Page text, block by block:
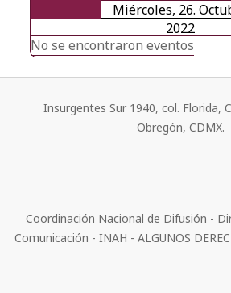
Miércoles, 26.
2022
No se encontraron eventos
Insurgentes Sur 1940, col. Florida,
Obregón, CDMX.
Coordinación Nacional de Difusión -
Comunicación - INAH - ALGUNOS